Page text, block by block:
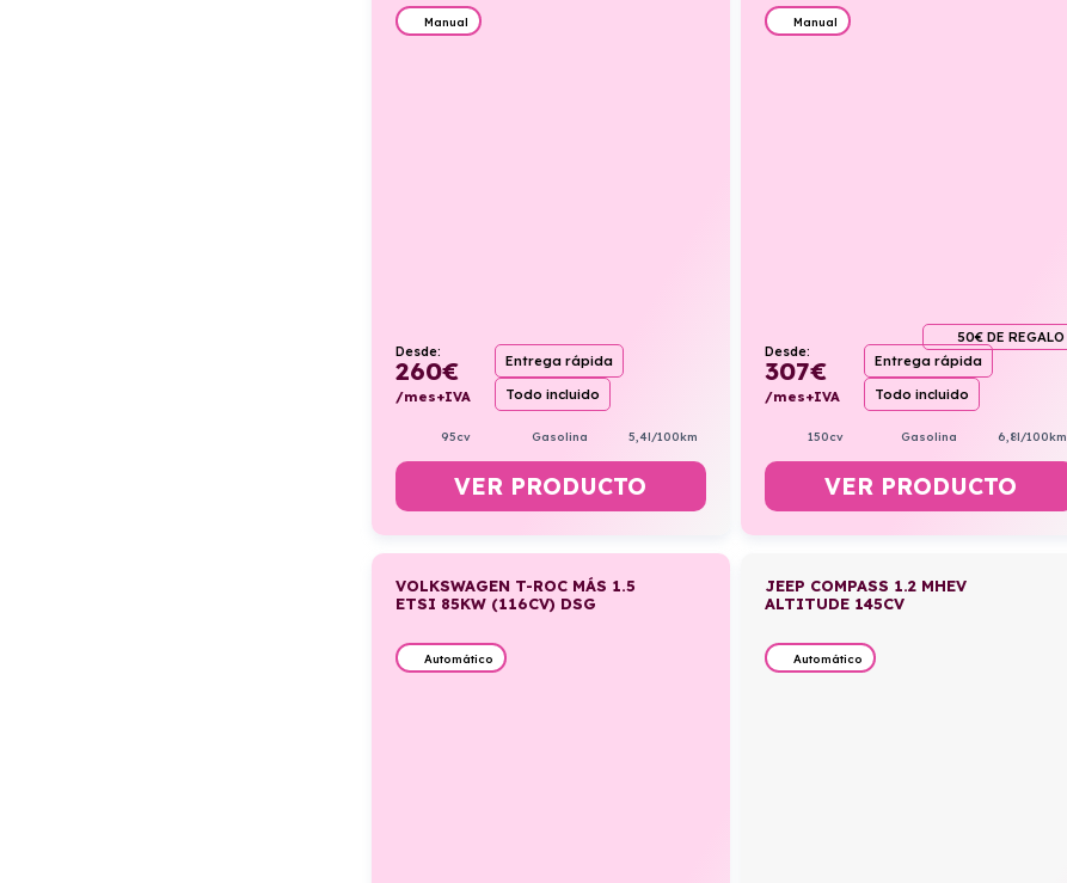
Manual
Desde:
260€
/mes+IVA
Entrega rápida
Todo incluido
95cv Gasolina 5,4l/100km
VER PRODUCTO
Manual
50€ DE REGALO
Desde:
307€
/mes+IVA
Entrega rápida
Todo incluido
150cv Gasolina 6,8l/100km
VER PRODUCTO
VOLKSWAGEN T-ROC MÁS 1.5
ETSI 85KW (116CV) DSG
Automático
JEEP COMPASS 1.2 MHEV
ALTITUDE 145CV
Automático